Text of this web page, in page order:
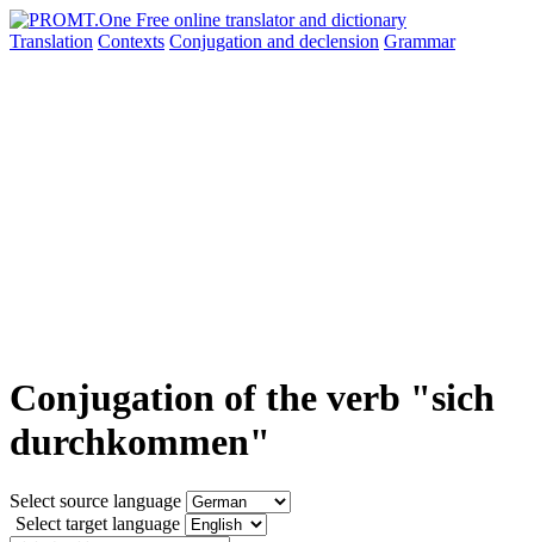
Translation Contexts Conjugation and declension Grammar
Conjugation of the verb "sich
durchkommen"
Select source language
Select target language